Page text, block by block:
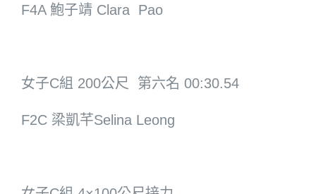
F4A 鮑子靖 Clara Pao
女子C組 200公尺 第六名 00:30.54
F2C 梁凱芊Selina Leong